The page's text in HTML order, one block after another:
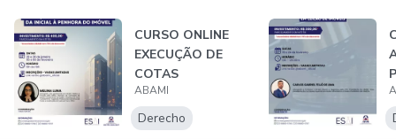
CURSO ONLINE
EXECUÇÃO DE
COTAS
CONDOMINIAIS:
DA INICIAL À PE...
ABAMI
Derecho